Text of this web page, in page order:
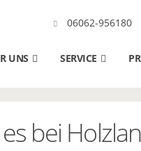
06062-956180
UNS SERVICE
bei